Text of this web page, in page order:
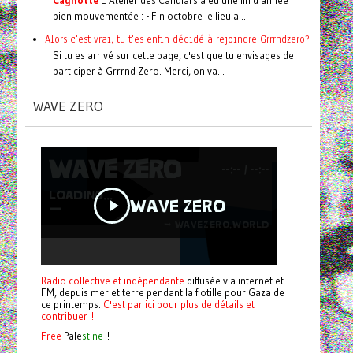
bien mouvementée : - Fin octobre le lieu a...
Alors c'est vrai, tu t'es enfin décidé à rejoindre Grrrndzero?
Si tu es arrivé sur cette page, c'est que tu envisages de
participer à Grrrnd Zero. Merci, on va...
WAVE ZERO
Radio collective et indépendante diffusée via internet et
FM, depuis mer et terre pendant la flotille pour Gaza de
ce printemps. C'est par ici pour plus de détails et
contribuer !
Free Palestine !